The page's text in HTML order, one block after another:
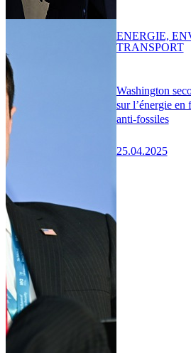
Washington
sur l’énergie en
anti-fossiles
25.04.2025
ENERGIE,
TRANSPORT